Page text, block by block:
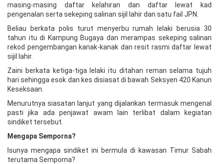
masing-masing daftar kelahiran dan daftar lewat kad
pengenalan serta sekeping salinan sijil lahir dan satu fail JPN.
Beliau berkata polis turut menyerbu rumah lelaki berusia 30
tahun itu di Kampung Bugaya dan merampas sekeping salinan
rekod pengembangan kanak-kanak dan resit rasmi daftar lewat
sijil lahir.
Zaini berkata ketiga-tiga lelaki itu ditahan reman selama tujuh
hari sehingga esok dan kes disiasat di bawah Seksyen 420 Kanun
Keseksaan.
Menurutnya siasatan lanjut yang dijalankan termasuk mengenal
pasti jika ada penjawat awam lain terlibat dalam kegiatan
sindiket tersebut.
Mengapa Semporna?
Isunya mengapa sindiket ini bermula di kawasan Timur Sabah
terutama Semporna?